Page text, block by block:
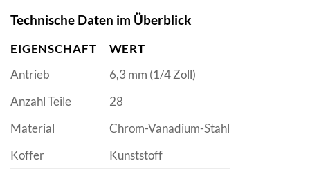
Technische Daten im Überblick
EIGENSCHAFT
WERT
Antrieb
6,3 mm (1/4 Zoll)
Anzahl Teile
28
Material
Chrom-Vanadium-Stahl
Koffer
Kunststoff